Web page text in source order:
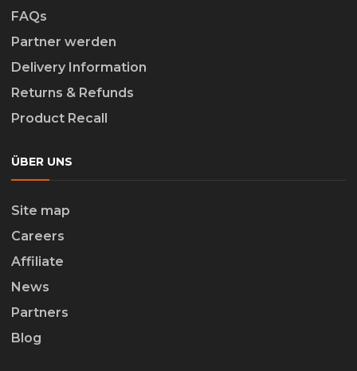
FAQs
Partner werden
Delivery Information
Returns & Refunds
Product Recall
ÜBER UNS
Site map
Careers
Affiliate
News
Partners
Blog